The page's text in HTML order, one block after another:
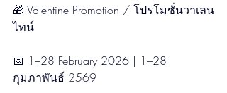
🎁 Valentine Promotion / โปรโมชั่นวาเลน
ไทน์
📅 1–28 February 2026 | 1–28
กุมภาพันธ์ 2569